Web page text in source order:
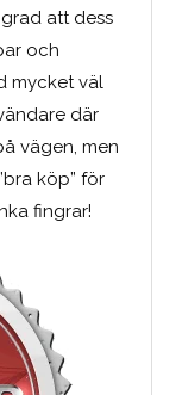
att dess
och
mycket väl
där
vägen, men
köp” för
fingrar!